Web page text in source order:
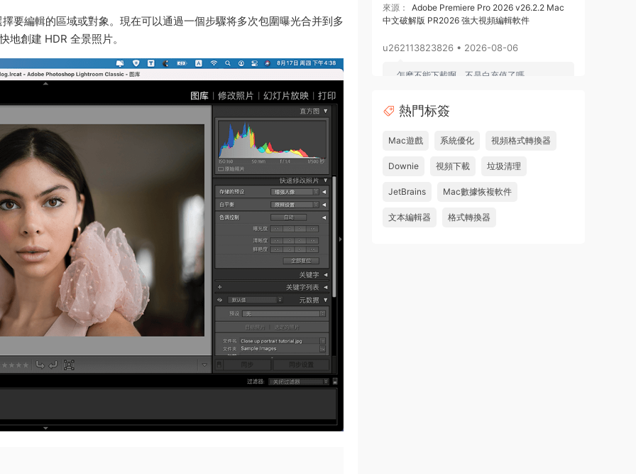
要編輯的區域或對象。現在可以通過一個步驟将多次包圍曝光合并到多
地創建 HDR 全景照片。
來源：
Adobe Premiere Pro 2026 v26.2.2 Mac
中文破解版 PR2026 強大視頻編輯軟件
u262113823826 • 2026-08-06
怎麽不能下載啊，不是白充值了嗎
來源：
Adobe Premiere Pro 2026 v26.2.2 Mac
中文破解版 PR2026 強大視頻編輯軟件
u604731536624 • 2026-07-15
中文破解版
熱門标簽
Mac遊戲 系統優化 視頻格式轉換器
Downie 視頻下載 垃圾清理
JetBrains Mac數據恢複軟件
文本編輯器 格式轉換器